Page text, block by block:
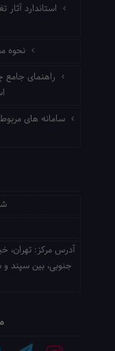
استاندارد
نحوه
راهنمای جامع
سامانه های
آدرس مرکز: تهران،
جنوبی، بین سپند و